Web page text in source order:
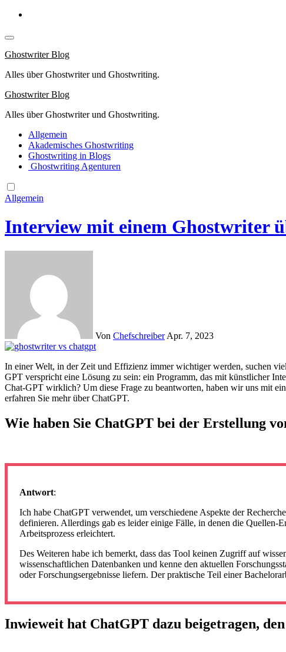
Springe
Inhalt
Ghostwriter Blog
Alles über Ghostwriter und Ghostwriting.
Ghostwriter Blog
Alles über Ghostwriter und Ghostwriting.
Allgemein
Akademisches Ghostwriting
Ghostwriting in Blogs
Ghostwriting Agenturen
Allgemein
Interview mit einem Ghostwriter
Von Chefschreiber Apr. 7, 2023
In einer Welt, in der Zeit und Effizienz immer wichtiger werden, suchen viele Studierende nach Möglichkeiten, ihre akademischen Arbeiten schneller und einfacher zu schreiben. Ein neues Tool namens Chat-
GPT verspricht eine Lösung zu sein: ein Programm, das mit künstlicher
Chat-GPT wirklich? Um diese Frage zu beantworten, haben wir uns mit
erfahren Sie mehr über ChatGPT.
Wie haben Sie ChatGPT bei der Erstellung
Antwort:
Ich habe ChatGPT verwendet, um verschiedene Aspekte der
definieren. Allerdings gab es leider einige Fälle, in denen die
Arbeitsprozess erleichtert.
Des Weiteren habe ich bemerkt, dass das Tool keinen Zugriff auf
wissenschaftlichen Datenbanken und kenne den aktuellen
oder Forschungsergebnisse liefern. Der praktische Teil einer
Inwieweit hat ChatGPT dazu beigetragen,